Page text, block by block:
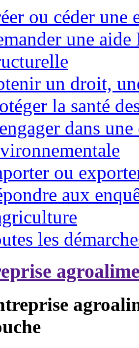
ou céder une
une
un droit,
la santé
dans
ou
aux
les